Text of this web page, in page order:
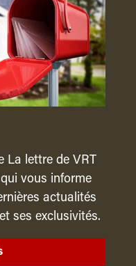
La lettre de VRT
vous informe
actualités
ses exclusivités.